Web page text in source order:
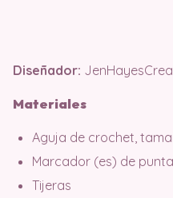
Diseñador:
Materiales
Aguja de crochet,
Marcador (es) de
Tijeras